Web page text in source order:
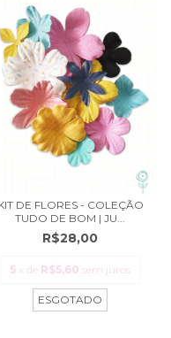
DE FLORES - COLEÇÃO
TUDO DE BOM | JU...
R$28,00
5 x de R$5,60 sem juros
ESGOTADO